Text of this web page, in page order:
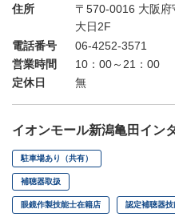
住所
〒570-0016 大阪
大日2F
電話番号
06-4252-3571
営業時間
10：00～21：00
定休日
無
イオンモール新潟亀田イン
駐車場あり（共有）
補聴器取扱
眼鏡作製技能士在籍店 認定補聴器